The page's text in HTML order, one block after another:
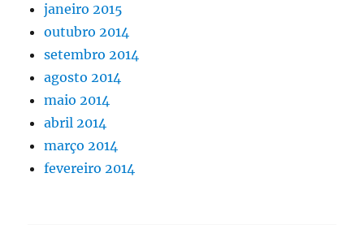
janeiro 2015
outubro 2014
setembro 2014
agosto 2014
maio 2014
abril 2014
março 2014
fevereiro 2014